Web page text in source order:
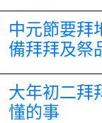
中元節要拜
備拜拜及祭
大年初二拜
懂的事